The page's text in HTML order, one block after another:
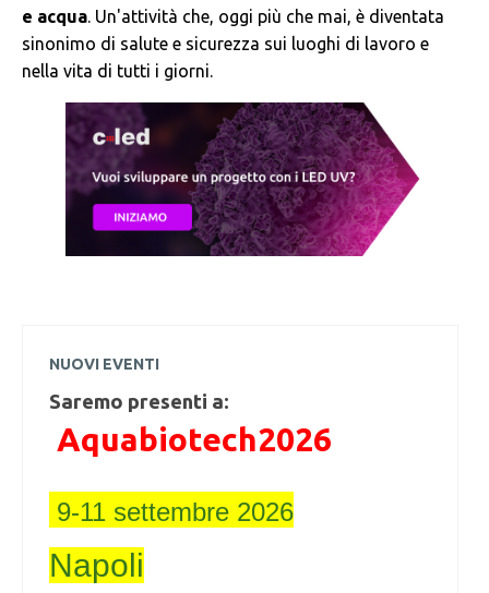
e acqua. Un'attività che, oggi più che mai, è diventata
sinonimo di salute e sicurezza sui luoghi di lavoro e
nella vita di tutti i giorni.
NUOVI EVENTI
Saremo presenti a:
Aquabiotech2026
9-11 settembre 2026
Napoli